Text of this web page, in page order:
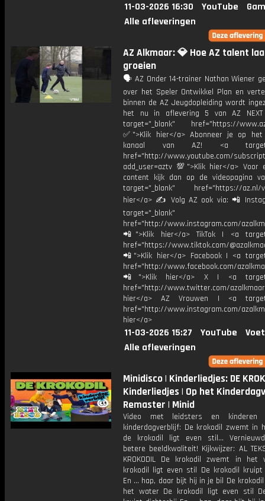
11-03-2026 16:30 YouTube
Alle afleveringen
AZ Alkmaar: 💎 Hoe AZ talent
groeien
🗣️ AZ Onder 14-trainer Nathan Wiener
over het Speler Ontwikkel Plan en
binnen de AZ Jeugdopleiding wordt
het nu in aflevering 5 van AZ NEXT
target="_blank" href="https://
✅">Klik hier</a> Abonneer je op het
kanaal van AZ! <a
href="http://www.youtube.com/
add_user=aztv 💯">Klik hier</a> Voor
content kijk dan op de videopagina
target="_blank" href="https://az.nl/
hier</a> ✍ Volg AZ ook via: 📲
target="_blank"
href="http://www.instagram.com/
📲">Klik hier</a> TikTok | <a
href="https://www.tiktok.com/
📲">Klik hier</a> Facebook | <a
href="http://www.facebook.com/
📲">Klik hier</a> X | <a
href="http://www.twitter.com/
hier</a> AZ Vrouwen | <a
href="http://www.instagram.com/
hier</a>
11-03-2026 15:27 YouTube
Alle afleveringen
Minidisco | Kinderliedjes: DE
Kinderliedjes | Op het
Remaster | Minid
Video met leidsters en kinderen
kinderdagverblijf: De krokodil zwemt in
de krokodil ligt even stil…
betere beeldkwaliteit! Kijkwijzer: AL
KROKODIL De krokodil zwemt in het
krokodil ligt even stil De krokodil kruipt
En … hap, daar bijt hij in je bil De
het water De krokodil ligt even stil